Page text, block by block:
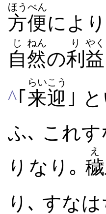
方便
ほうべん
によ
自
じ
然
ねん
の利
り
益
やく
^｢ 来
らい
迎
こう
｣
ふ､ これ​す
り​なり｡
り､ すなは